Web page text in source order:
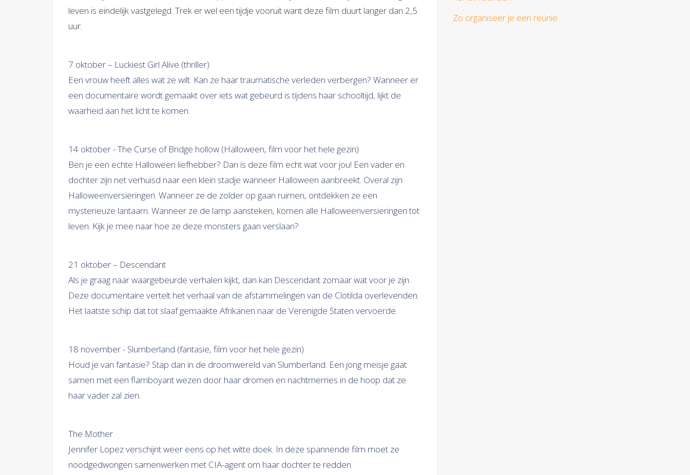
leven is eindelijk vastgelegd. Trek er wel een tijdje vooruit want deze film duurt langer dan 2,5
uur.
7 oktober – Luckiest Girl Alive (thriller)
Een vrouw heeft alles wat ze wilt. Kan ze haar traumatische verleden verbergen? Wanneer er
een documentaire wordt gemaakt over iets wat gebeurd is tijdens haar schooltijd, lijkt de
waarheid aan het licht te komen.
14 oktober - The Curse of Bridge hollow (Halloween, film voor het hele gezin)
Ben je een echte Halloween liefhebber? Dan is deze film echt wat voor jou! Een vader en
dochter zijn net verhuisd naar een klein stadje wanneer Halloween aanbreekt. Overal zijn
Halloweenversieringen. Wanneer ze de zolder op gaan ruimen, ontdekken ze een
mysterieuze lantaarn. Wanneer ze de lamp aansteken, komen alle Halloweenversieringen tot
leven. Kijk je mee naar hoe ze deze monsters gaan verslaan?
21 oktober – Descendant
Als je graag naar waargebeurde verhalen kijkt, dan kan Descendant zomaar wat voor je zijn.
Deze documentaire vertelt het verhaal van de afstammelingen van de Clotilda overlevenden.
Het laatste schip dat tot slaaf gemaakte Afrikanen naar de Verenigde Staten vervoerde.
18 november - Slumberland (fantasie, film voor het hele gezin)
Houd je van fantasie? Stap dan in de droomwereld van Slumberland. Een jong meisje gaat
samen met een flamboyant wezen door haar dromen en nachtmerries in de hoop dat ze
haar vader zal zien.
The Mother
Jennifer Lopez verschijnt weer eens op het witte doek. In deze spannende film moet ze
noodgedwongen samenwerken met CIA-agent om haar dochter te redden.
Zo organiseer je een reünie